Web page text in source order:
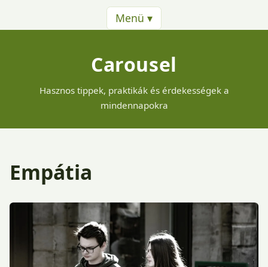
Menü ▾
Carousel
Hasznos tippek, praktikák és érdekességek a
mindennapokra
Empátia